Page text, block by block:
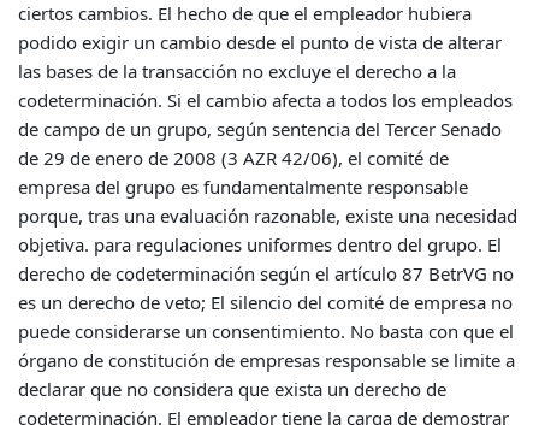
ciertos cambios. El hecho de que el empleador hubiera
podido exigir un cambio desde el punto de vista de alterar
las bases de la transacción no excluye el derecho a la
codeterminación. Si el cambio afecta a todos los empleados
de campo de un grupo, según sentencia del Tercer Senado
de 29 de enero de 2008 (3 AZR 42/06), el comité de
empresa del grupo es fundamentalmente responsable
porque, tras una evaluación razonable, existe una necesidad
objetiva. para regulaciones uniformes dentro del grupo. El
derecho de codeterminación según el artículo 87 BetrVG no
es un derecho de veto; El silencio del comité de empresa no
puede considerarse un consentimiento. No basta con que el
órgano de constitución de empresas responsable se limite a
declarar que no considera que exista un derecho de
codeterminación. El empleador tiene la carga de demostrar